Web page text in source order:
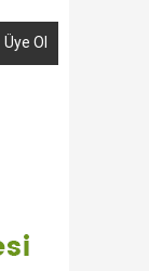
Üye Ol